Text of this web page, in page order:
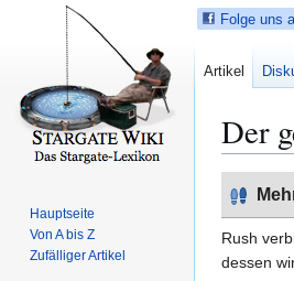
Der
r
N
r
S
Rush
dessen
Folge uns
Artikel
Hauptseite
Von A bis Z
Zufälliger Artikel